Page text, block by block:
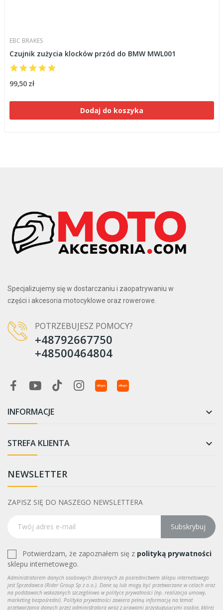
EBC BRAKES
Czujnik zużycia klocków przód do BMW MWL001
99,50 zł
Dodaj do koszyka
Specjalizujemy się w dostarczaniu i zaopatrywaniu w
części i akcesoria motocyklowe oraz rowerowe.
POTRZEBUJESZ POMOCY?
+48792667750
+48500464804
INFORMACJE 
STREFA KLIENTA 
NEWSLETTER
ZAPISZ SIĘ DO NASZEGO NEWSLETTERA
Subskrybuj
Potwierdzam, że zapoznałem się z polityką prywatności
sklepu internetowego.
Administratorem danych osobowych zbieranych za pośrednictwem sklepu internetowego
jest Sprzedawca (Rider Group Sp z o.o.). Dane są lub mogą być przetwarzane w celach oraz
na podstawach wskazanych szczegółowo w polityce prywatności (np. realizacja umowy,
marketing bezpośredni). Polityka prywatności zawiera pełną informację na temat
przetwarzania danych przez administratora wraz z prawami przysługującymi osobie, której